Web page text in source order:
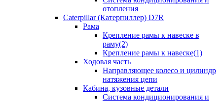
отопления
Caterpillar (Катерпиллер) D7R
Рама
Крепление рамы к навеске в
раму(2)
Крепление рамы к навеске(1)
Ходовая часть
Направляющее колесо и цилиндр
натяжения цепи
Кабина, кузовные детали
Система кондиционирования и